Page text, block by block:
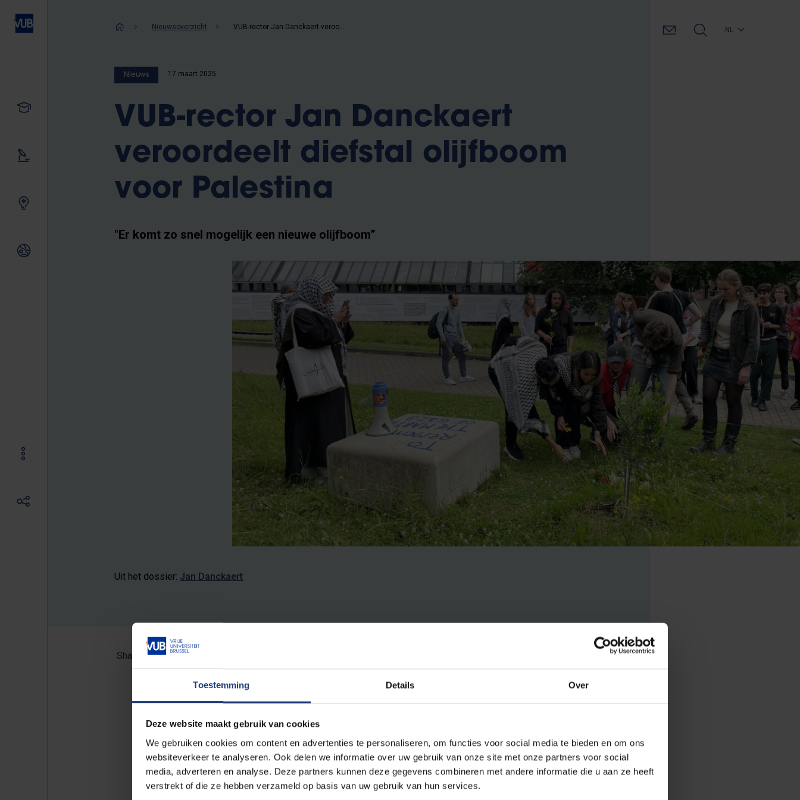
Toestemming Details Over
Deze website maakt gebruik van cookies
We gebruiken cookies om content en advertenties te personaliseren, om functies voor social media te bieden en om ons
websiteverkeer te analyseren. Ook delen we informatie over uw gebruik van onze site met onze partners voor social
media, adverteren en analyse. Deze partners kunnen deze gegevens combineren met andere informatie die u aan ze heeft
verstrekt of die ze hebben verzameld op basis van uw gebruik van hun services.
Ons onderzoek
Kruimelpad
Nieuwsoverzicht NL
Nieuws 17 maart 2025
VUB-rector Jan Danckaert
veroordeelt diefstal olijfboom
voor Palestina
"Er komt zo snel mogelijk een nieuwe olijfboom”
Uit het dossier: Jan Danckaert
Share:
het Palestijnse volk, is begin vorige week door vandalen weggenomen. De diefstal vond plaats op
maandag 10 maart omstreeks middernacht. Van de twee mannen en een vrouw, die op camerabeelden
te zien zijn, ontbreekt elk spoor. De rector veroordeelt met klem deze daad van vandalisme.